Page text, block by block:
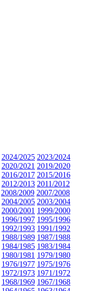
2024/2025 2023/2024
2020/2021 2019/2020
2016/2017 2015/2016
2012/2013 2011/2012
2008/2009 2007/2008
2004/2005 2003/2004
2000/2001 1999/2000
1996/1997 1995/1996
1992/1993 1991/1992
1988/1989 1987/1988
1984/1985 1983/1984
1980/1981 1979/1980
1976/1977 1975/1976
1972/1973 1971/1972
1968/1969 1967/1968